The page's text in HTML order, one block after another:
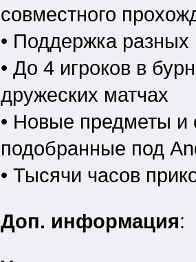
совместного
• Поддержка
• До 4 игроков в
дружеских матчах
• Новые предметы и
подобранные под
• Тысячи часов
Доп. информация: